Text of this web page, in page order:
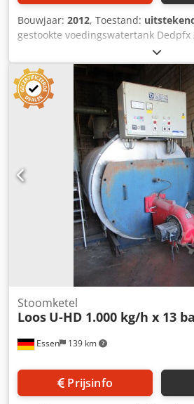
Bouwjaar: 2012, Toestand:
gestookte voedingswatertank Dedpfx
cilindrisch liggend op zadelpoten,
ontgasser inhoud ca. : 5.900 l max.
/ + 6 bar max. toelaatbare
C Jaar van fabricage : 2012
Essen 139 km
Stoomketel
Loos U-HD 1.000 kg/h x 13
Prijsinfo